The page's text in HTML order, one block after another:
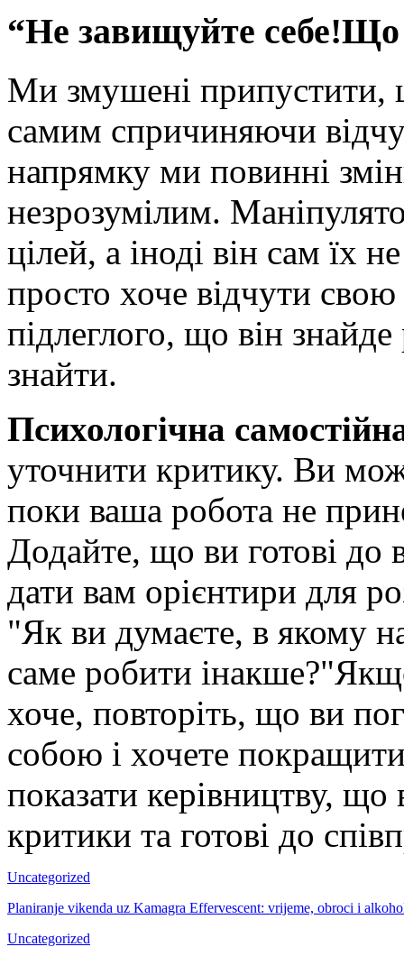
“Не завищуйте себе!Що
Ми змушені припустити,
самим спричиняючи
напрямку ми повинні
незрозумілим.
цілей, а іноді він сам їх
просто хоче відчути свою
підлеглого, що він
знайти.
Психологічна
уточнити критику. Ви
поки ваша робота не
Додайте, що ви готові до
дати вам орієнтири для
"Як ви думаєте, в якому
саме робити
хоче, повторіть, що ви
собою і хочете
показати керівництву, що
критики та готові до
Uncategorized
Planiranje vikenda uz Kamagra Effervescent: vrijeme, obroci i
Uncategorized